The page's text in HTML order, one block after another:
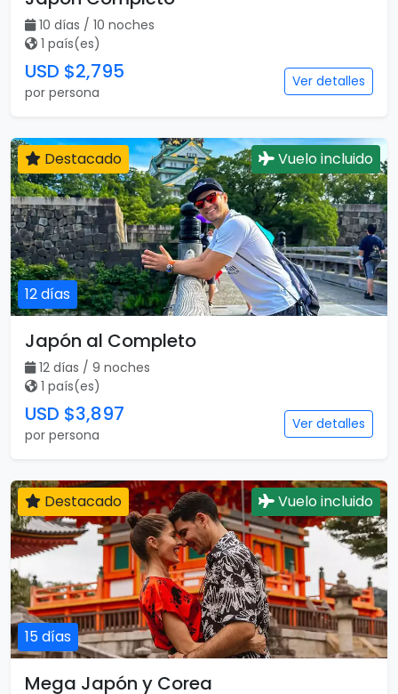
10 días / 10 noches
1 país(es)
USD $2,795
por persona
Ver detalles
12 días
Destacado Vuelo incluido
Japón al Completo
12 días / 9 noches
1 país(es)
USD $3,897
por persona
Ver detalles
15 días
Destacado Vuelo incluido
Mega Japón y Corea